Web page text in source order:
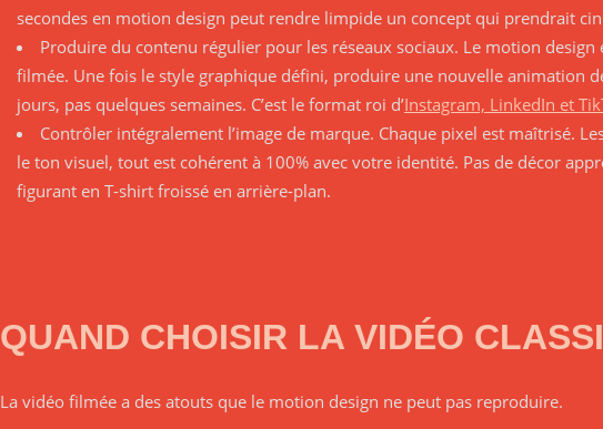
secondes en motion design peut rendre limpide un concept qui prendrait
Produire du contenu régulier pour les réseaux sociaux. Le motion
filmée. Une fois le style graphique défini, produire une nouvelle animation
jours, pas quelques semaines. C’est le format roi d’Instagram, LinkedIn et
Contrôler intégralement l’image de marque. Chaque pixel est maîtrisé.
le ton visuel, tout est cohérent à 100% avec votre identité. Pas de décor
figurant en T-shirt froissé en arrière-plan.
QUAND CHOISIR LA VIDÉO
La vidéo filmée a des atouts que le motion design ne peut pas reproduire.